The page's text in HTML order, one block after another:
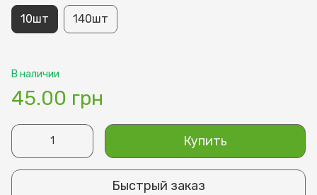
10шт 140шт
В наличии
45.00 грн
Купить
Быстрый заказ